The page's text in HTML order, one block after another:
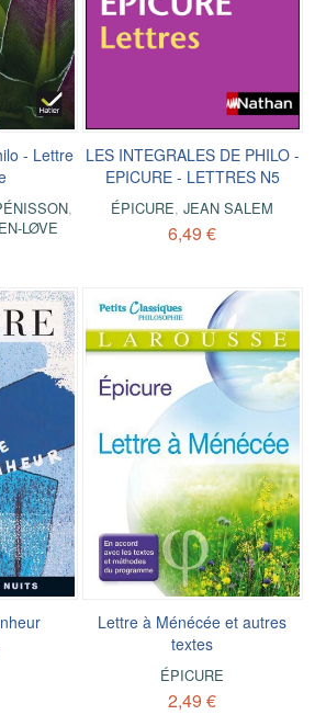
- Lettre
,
LØVE
LES INTEGRALES DE PHILO -
EPICURE - LETTRES N5
ÉPICURE,JEAN SALEM
6,49 €
Lettre à Ménécée et autres
textes
ÉPICURE
2,49 €